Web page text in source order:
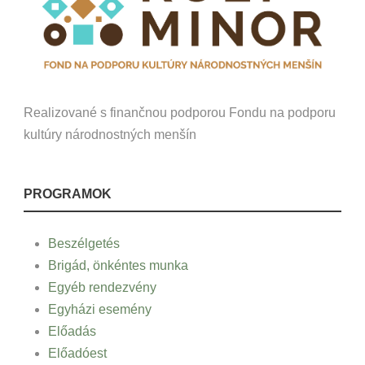
Realizované s finančnou podporou Fondu na podporu
kultúry národnostných menšín
PROGRAMOK
Beszélgetés
Brigád, önkéntes munka
Egyéb rendezvény
Egyházi esemény
Előadás
Előadóest